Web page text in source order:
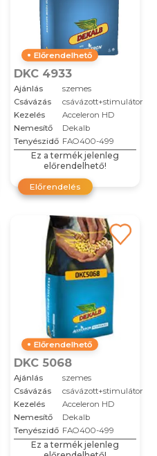
Előrendelhető
DKC 4933
Ajánlás
szemes
Csávázás
csávázott+stimulátor
Kezelés
Acceleron HD
Nemesítő
Dekalb
Tenyészidő FAO400-499
Ez a termék jelenleg
előrendelhető!
Előrendelés
Előrendelhető
DKC 5068
Ajánlás
szemes
Csávázás
csávázott+stimulátor
Kezelés
Acceleron HD
Nemesítő
Dekalb
Tenyészidő FAO400-499
Ez a termék jelenleg